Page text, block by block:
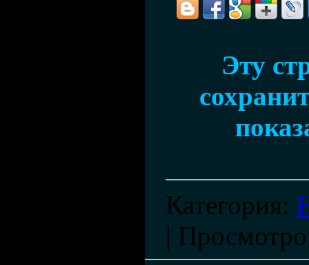
Эту
Категория:
|